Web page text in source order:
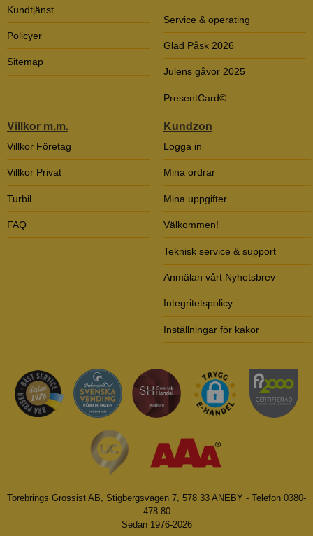
Kundtjänst
Policyer
Sitemap
Service & operating
Glad Påsk 2026
Julens gåvor 2025
PresentCard©
Villkor m.m.
Villkor Företag
Villkor Privat
Turbil
FAQ
Kundzon
Logga in
Mina ordrar
Mina uppgifter
Välkommen!
Teknisk service & support
Anmälan vårt Nyhetsbrev
Integritetspolicy
Inställningar för kakor
Torebrings Grossist AB, Stigbergsvägen 7, 578 33 ANEBY - Telefon 0380-
478 80
Sedan 1976-2026